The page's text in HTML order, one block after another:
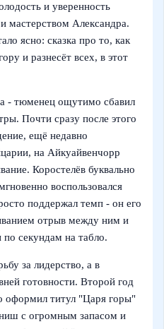
и уверенность
мастерством Александра.
ясно: сказка про то, как
и разнесёт всех, в этот
- тюменец ощутимо сбавил
Почти сразу после этого
ещё недавно
на Айкуайвенчорр
Коростелёв буквально
воспользовался
поддержал темп - он его
отрыв между ним и
секундам на табло.
за лидерство, а в
готовности. Второй год
оформил титул "Царя горы"
с огромным запасом и